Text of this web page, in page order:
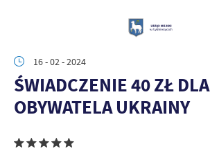
16 - 02 - 2024
ŚWIADCZENIE 40 ZŁ DLA
OBYWATELA UKRAINY